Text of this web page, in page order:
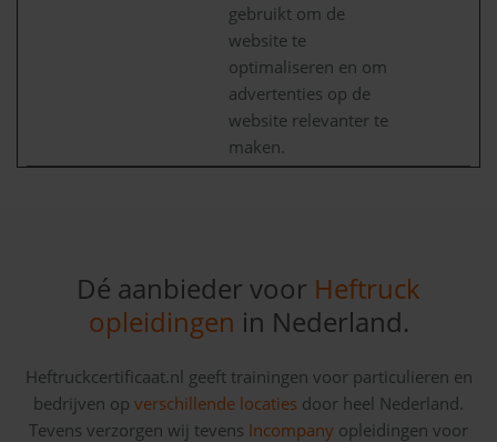
gebruikt om de
website te
optimaliseren en om
advertenties op de
website relevanter te
maken.
Dé aanbieder voor Heftruck
opleidingen in Nederland.
Heftruckcertificaat.nl geeft trainingen voor particulieren en
bedrijven op verschillende locaties door heel Nederland.
Tevens verzorgen wij tevens Incompany opleidingen voor